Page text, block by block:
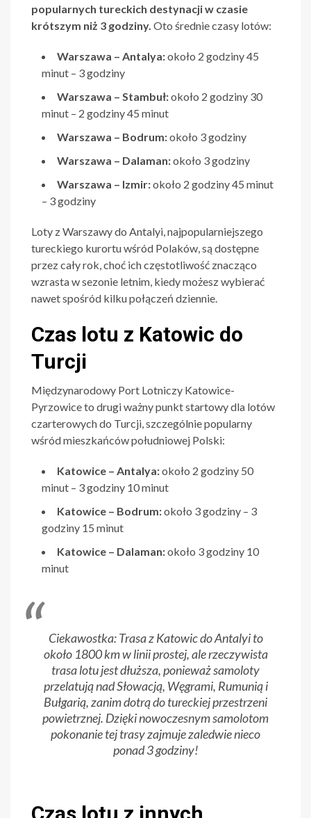
popularnych tureckich destynacji w czasie
krótszym niż 3 godziny. Oto średnie czasy lotów:
Warszawa – Antalya:około 2 godziny 45
minut – 3 godziny
Warszawa – Stambuł:około 2 godziny 30
minut – 2 godziny 45 minut
Warszawa – Bodrum:około 3 godziny
Warszawa – Dalaman:około 3 godziny
Warszawa – Izmir:około 2 godziny 45 minut
– 3 godziny
Loty z Warszawy do Antalyi, najpopularniejszego
tureckiego kurortu wśród Polaków, są dostępne
przez cały rok, choć ich częstotliwość znacząco
wzrasta w sezonie letnim, kiedy możesz wybierać
nawet spośród kilku połączeń dziennie.
Czas lotu z Katowic do
Turcji
Międzynarodowy Port Lotniczy Katowice-
Pyrzowice to drugi ważny punkt startowy dla lotów
czarterowych do Turcji, szczególnie popularny
wśród mieszkańców południowej Polski:
Katowice – Antalya:około 2 godziny 50
minut – 3 godziny 10 minut
Katowice – Bodrum:około 3 godziny – 3
godziny 15 minut
Katowice – Dalaman:około 3 godziny 10
minut
Ciekawostka: Trasa z Katowic do Antalyi to
około 1800 km w linii prostej, ale rzeczywista
trasa lotu jest dłuższa, ponieważ samoloty
przelatują nad Słowacją, Węgrami, Rumunią i
Bułgarią, zanim dotrą do tureckiej przestrzeni
powietrznej. Dzięki nowoczesnym samolotom
pokonanie tej trasy zajmuje zaledwie nieco
ponad 3 godziny!